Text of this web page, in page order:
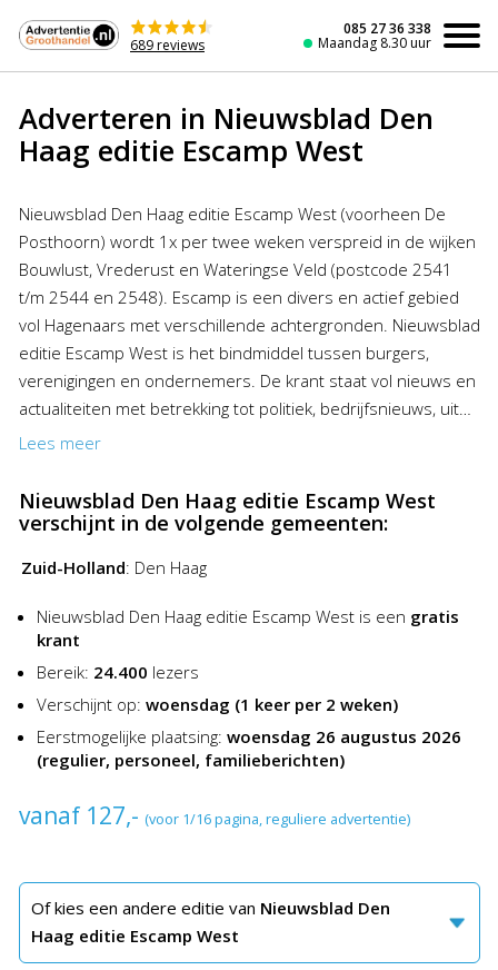
de
inhoud
689 reviews
085 27 36 338
Maandag 8.30 uur
Adverteren in Nieuwsblad Den
Haag editie Escamp West
Nieuwsblad Den Haag editie Escamp West (voorheen De
Posthoorn) wordt 1x per twee weken verspreid in de wijken
Bouwlust, Vrederust en Wateringse Veld (postcode 2541
t/m 2544 en 2548). Escamp is een divers en actief gebied
vol Hagenaars met verschillende achtergronden. Nieuwsblad
editie Escamp West is het bindmiddel tussen burgers,
verenigingen en ondernemers. De krant staat vol nieuws en
actualiteiten met betrekking tot politiek, bedrijfsnieuws, uit
en sport. Wilt u adverteren in Nieuwsblad Den Haag dan
Advertentiegroothandel. Het plaatsen van een advertentie
in Nieuwsblad Den Haag was nog nooit zo goedkoop en
Lees meer
Nieuwsblad Den Haag editie Escamp West
verschijnt in de volgende gemeenten:
Zuid-Holland: Den Haag
Nieuwsblad Den Haag editie Escamp West is een gratis
krant
Bereik: 24.400 lezers
Verschijnt op: woensdag (1 keer per 2 weken)
Eerstmogelijke plaatsing: woensdag 26 augustus 2026
(regulier, personeel, familieberichten)
vanaf 127,- (voor 1/16 pagina, reguliere advertentie)
Of kies een andere editie van Nieuwsblad Den
Haag editie Escamp West